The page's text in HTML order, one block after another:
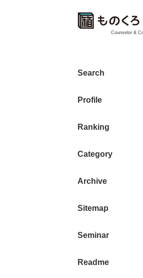
Counselor &
Search
Profile
Ranking
Category
Archive
Sitemap
Seminar
Readme
グレー
甲州市勝
ティング
著
大東 信仁（もの
狭めの玄関か
敵でした。